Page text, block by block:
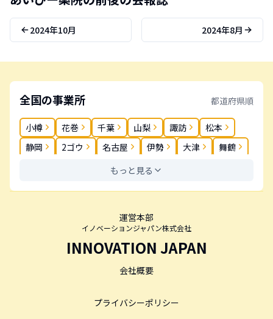
2024年10月 2024年8月
全国の事業所 都道府県順
小樽 花巻 千葉 山梨 諏訪
松本
静岡
2ゴウ 名古屋 伊勢 大津
舞鶴
松茂 高松
もっと見る
運営本部
イノベーションジャパン株式会社
INNOVATION JAPAN
会社概要
プライバシーポリシー